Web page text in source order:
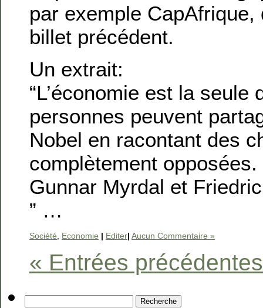
par exemple CapAfrique,
billet précédent.
Un extrait:
“L’économie est la seule
personnes peuvent
Nobel en racontant des
complètement
Gunnar Myrdal et
” …
Société, Economie | Editer| Aucun Commentaire »
« Entrées précédentes